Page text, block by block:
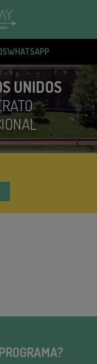
WHATSAPP
UNIDOS